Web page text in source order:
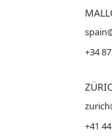
+34
+41